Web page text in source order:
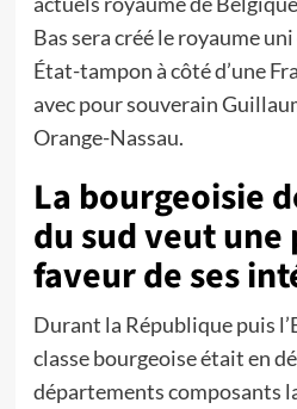
Bas sera créé le royaume
État-tampon à côté d’une
avec pour souverain
Orange-Nassau.
La bourgeoisie
du sud veut
faveur de ses
Durant la République puis
classe bourgeoise était en
départements composants